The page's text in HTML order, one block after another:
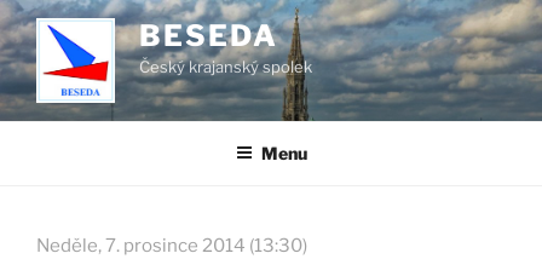
Přejít
k
obsahu
webu
BESEDA
Český krajanský spolek
Menu
Neděle, 7. prosince 2014 (13:30)